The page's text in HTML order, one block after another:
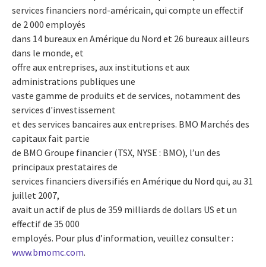
services financiers nord-américain, qui compte un effectif
de 2 000 employés
dans 14 bureaux en Amérique du Nord et 26 bureaux ailleurs
dans le monde, et
offre aux entreprises, aux institutions et aux
administrations publiques une
vaste gamme de produits et de services, notamment des
services d'investissement
et des services bancaires aux entreprises. BMO Marchés des
capitaux fait partie
de BMO Groupe financier (TSX, NYSE : BMO), l’un des
principaux prestataires de
services financiers diversifiés en Amérique du Nord qui, au 31
juillet 2007,
avait un actif de plus de 359 milliards de dollars US et un
effectif de 35 000
employés. Pour plus d’information, veuillez consulter :
www.bmomc.com.